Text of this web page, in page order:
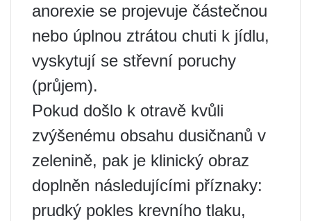
anorexie se projevuje částečnou
nebo úplnou ztrátou chuti k jídlu,
vyskytují se střevní poruchy
(průjem).
Pokud došlo k otravě kvůli
zvýšenému obsahu dusičnanů v
zelenině, pak je klinický obraz
doplněn následujícími příznaky:
prudký pokles krevního tlaku,